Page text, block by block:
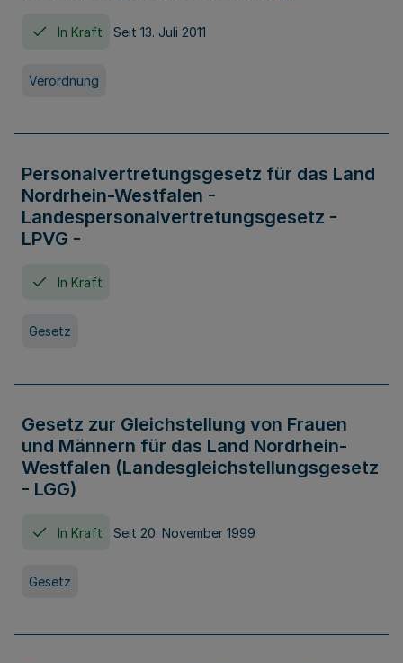
In Kraft Seit 13. Juli 2011
Verordnung
Personalvertretungsgesetz für das Land
Nordrhein-Westfalen -
Landespersonalvertretungsgesetz -
LPVG -
In Kraft
Gesetz
Gesetz zur Gleichstellung von Frauen
und Männern für das Land Nordrhein-
Westfalen (Landesgleichstellungsgesetz
- LGG)
In Kraft Seit 20. November 1999
Gesetz